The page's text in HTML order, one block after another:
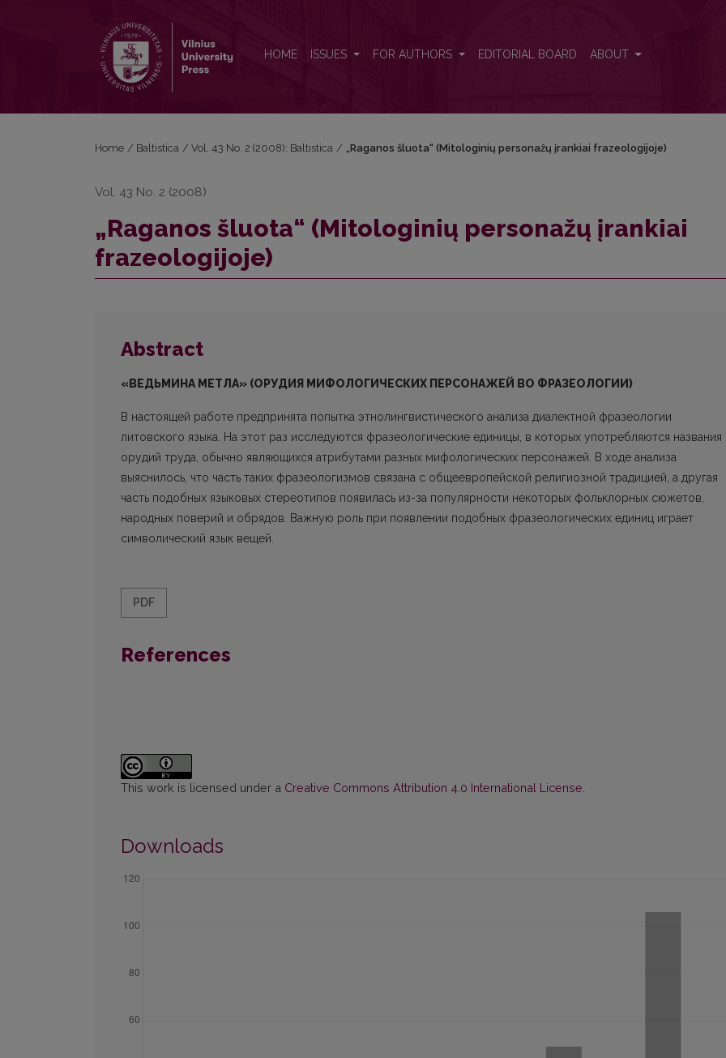
HOME ISSUES FOR AUTHORS EDITORIAL BOARD ABOUT
Home / Baltistica / Vol. 43 No. 2 (2008): Baltistica / „Raganos šluota“ (Mitologinių personažų įrankiai frazeologijoje)
Vol. 43 No. 2 (2008)
„Raganos šluota“ (Mitologinių personažų įrankiai
frazeologijoje)
Abstract
«ВЕДЬМИНА МЕТЛА» (ОРУДИЯ МИФОЛОГИЧЕСКИХ ПЕРСОНАЖЕЙ ВО ФРАЗЕОЛОГИИ)
В настоящей работе предпринята попытка этнолингвистического анализа диалектной фразеологии
литовского языка. На этот раз исследуются фразеологические единицы, в которых употребляются названия
орудий труда, обычно являющихся атрибутами разных мифологических персонажей. В ходе анализа
выяснилось, что часть таких фразеологизмов связана с общеевропейской религиозной традицией, а другая
часть подобных языковых стереотипов появилась из-за популярности некоторых фольклорных сюжетов,
народных поверий и обрядов. Важную роль при появлении подобных фразеологических единиц играет
символический язык вещей.
PDF
References
This work is licensed under a Creative Commons Attribution 4.0 International License
Downloads